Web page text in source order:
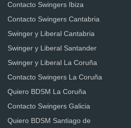
Contacto Swingers Ibiza
Contacto Swingers Cantabria
Swinger y Liberal Cantabria
Swinger y Liberal Santander
Swinger y Liberal La Coruña
Contacto Swingers La Coruña
Quiero BDSM La Coruña
Contacto Swingers Galicia
Quiero BDSM Santiago de